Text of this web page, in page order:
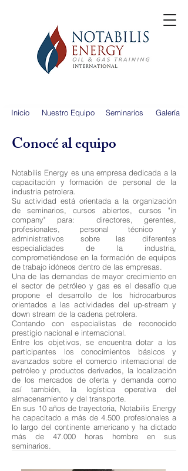
Inicio Nuestro Equipo Seminarios Galería
Conocé al equipo
Notabilis Energy es una empresa dedicada a la
capacitación y formación de personal de la
industria petrolera.
Su actividad está orientada a la organización
de seminarios, cursos abiertos, cursos "in
company" para: directores, gerentes,
profesionales, personal técnico y
administrativos sobre las diferentes
especialidades de la industria,
comprometiéndose en la formación de equipos
de trabajo idóneos dentro de las empresas.
Una de las demandas de mayor crecimiento en
el sector de petróleo y gas es el desafío que
propone el desarrollo de los hidrocarburos
orientados a las actividades del up-stream y
down stream de la cadena petrolera.
Contando con especialistas de reconocido
prestigio nacional e internacional.
Entre los objetivos, se encuentra dotar a los
participantes los conocimientos básicos y
avanzados sobre el comercio internacional de
petróleo y productos derivados, la localización
de los mercados de oferta y demanda como
así también, la logística operativa del
almacenamiento y del transporte.
En sus 10 años de trayectoria, Notabilis Energy
ha capacitado a más de 4.500 profesionales a
lo largo del continente americano y ha dictado
más de 47.000 horas hombre en sus
seminarios.